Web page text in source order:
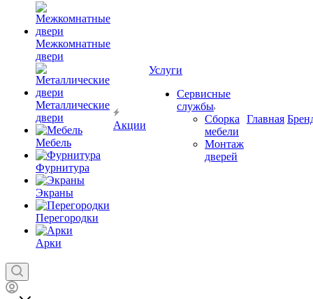
Межкомнатные
двери
Металлические
двери
Мебель
Фурнитура
Экраны
Перегородки
Арки
Акции
Услуги
Сервисные
службы
Сборка
мебели
Монтаж
дверей
Главная